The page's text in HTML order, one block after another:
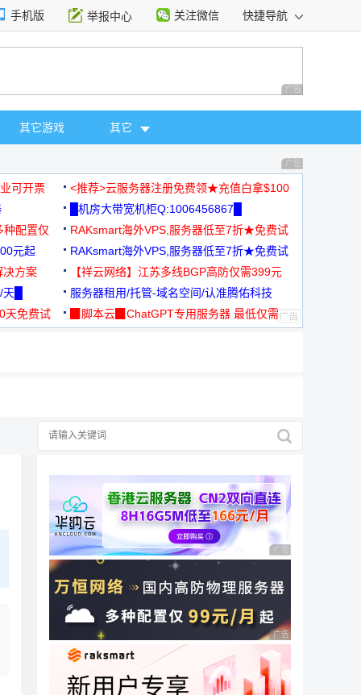
手机版 举报中心 关注微信 快捷导航
择 广告 商业广告，理
其它游戏 其它
广告 商业广告，理
可开票
<推荐>云服务器注册免费领★充值白拿$100
█机房大带宽机柜Q:1006456867█
种配置仅
RAKsmart海外VPS,服务器低至7折★免费试
用★
元起
RAKsmart海外VPS,服务器低至7折★免费试
用★
决方案
【祥云网络】江苏多线BGP高防仅需399元
█
服务器租用/托管-域名空间/认准腾佑科技
免费试
▉脚本云▉ChatGPT专用服务器 最低仅需
广告 商业广告，理性
广告 商业广告，理性